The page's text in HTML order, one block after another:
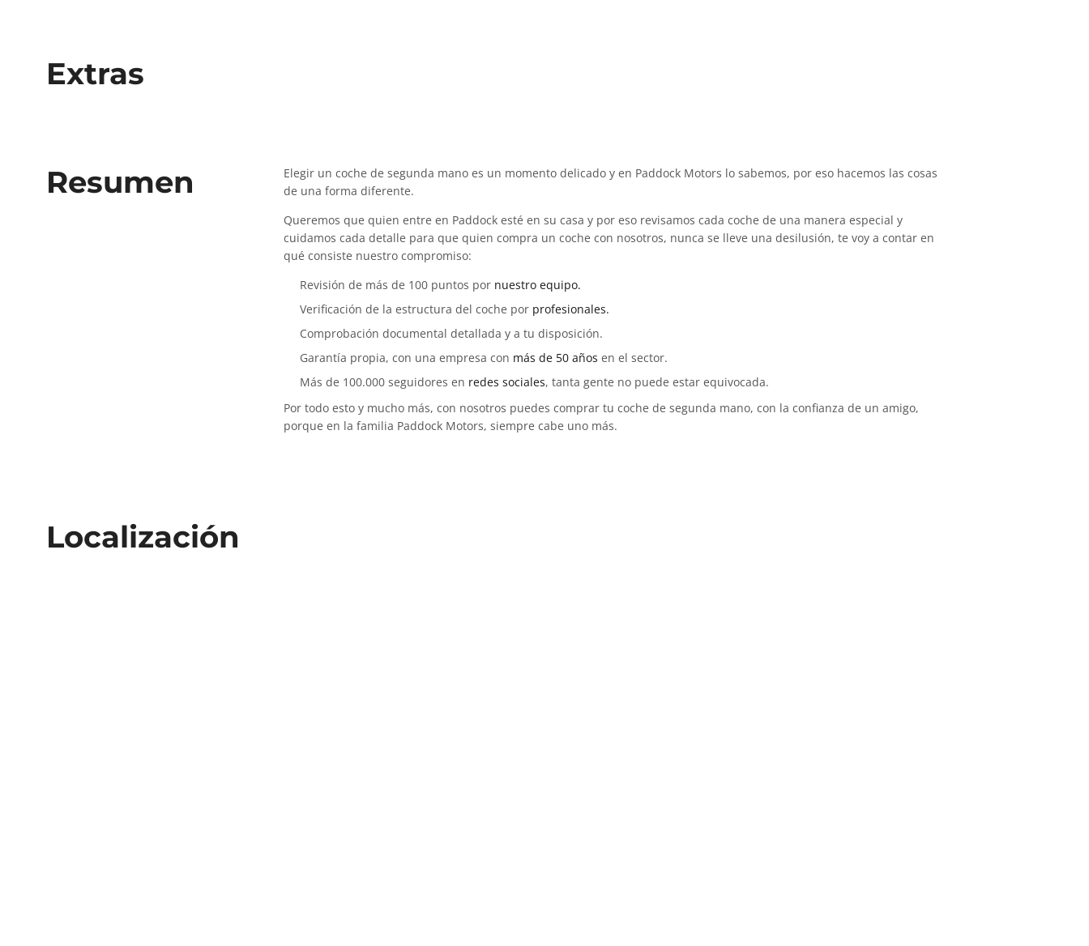
Extras
Resumen
Elegir un coche de segunda mano es un momento delicado y en Paddock Motors lo sabemos, por eso hacemos las cosas
de una forma diferente.
Queremos que quien entre en Paddock esté en su casa y por eso revisamos cada coche de una manera especial y
cuidamos cada detalle para que quien compra un coche con nosotros, nunca se lleve una desilusión, te voy a contar en
qué consiste nuestro compromiso:
Revisión de más de 100 puntos por nuestro equipo.
Verificación de la estructura del coche por profesionales.
Comprobación documental detallada y a tu disposición.
Garantía propia, con una empresa con más de 50 años en el sector.
Más de 100.000 seguidores en redes sociales, tanta gente no puede estar equivocada.
Por todo esto y mucho más, con nosotros puedes comprar tu coche de segunda mano, con la confianza de un amigo,
porque en la familia Paddock Motors, siempre cabe uno más.
Localización